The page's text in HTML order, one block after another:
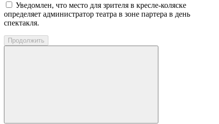
Уведомлен, что место для зрителя в кресле-коляске
определяет администратор театра в зоне партера в день
спектакля.
Продолжить